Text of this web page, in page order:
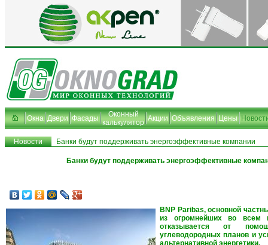
Окна Двери Фасады
Оконный
калькулятор Акции Объявления Цены
Новости Банки будут поддерживать энергоэффективные компании
Банки будут поддерживать энергоэффективные
BNP Paribas, основной
из огромнейших во всем
отказывается от
углеводородных планов и
альтернативной энергетики.